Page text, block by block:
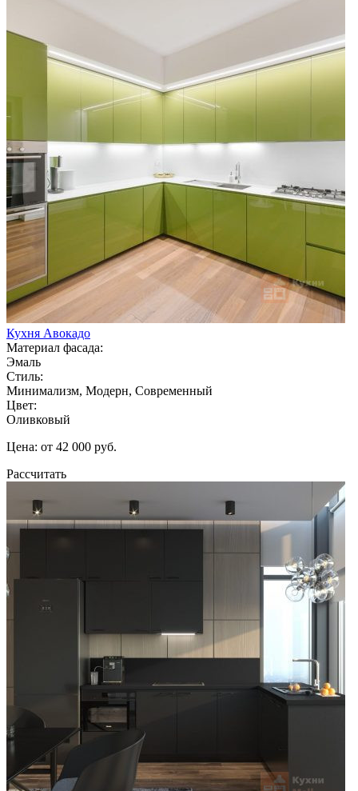
Кухня Авокадо
Материал фасада:
Эмаль
Стиль:
Минимализм, Модерн, Современный
Цвет:
Оливковый
Цена: от 42 000 руб.
Рассчитать